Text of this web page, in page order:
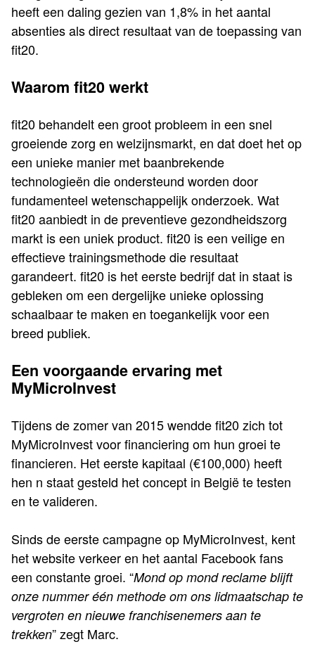
heeft een daling gezien van 1,8% in het aantal
absenties als direct resultaat van de toepassing van
fit20.
Waarom fit20 werkt
fit20 behandelt een groot probleem in een snel
groeiende zorg en welzijnsmarkt, en dat doet het op
een unieke manier met baanbrekende
technologieën die ondersteund worden door
fundamenteel wetenschappelijk onderzoek. Wat
fit20 aanbiedt in de preventieve gezondheidszorg
markt is een uniek product. fit20 is een veilige en
effectieve trainingsmethode die resultaat
garandeert. fit20 is het eerste bedrijf dat in staat is
gebleken om een dergelijke unieke oplossing
schaalbaar te maken en toegankelijk voor een
breed publiek.
Een voorgaande ervaring met
MyMicroInvest
Tijdens de zomer van 2015 wendde fit20 zich tot
MyMicroInvest voor financiering om hun groei te
financieren. Het eerste kapitaal (€100,000) heeft
hen n staat gesteld het concept in België te testen
en te valideren.
Sinds de eerste campagne op MyMicroInvest, kent
het website verkeer en het aantal Facebook fans
een constante groei. “Mond op mond reclame blijft
onze nummer één methode om ons lidmaatschap te
vergroten en nieuwe franchisenemers aan te
trekken” zegt Marc.